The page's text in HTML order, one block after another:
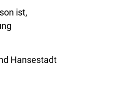
ist,
Hansestadt